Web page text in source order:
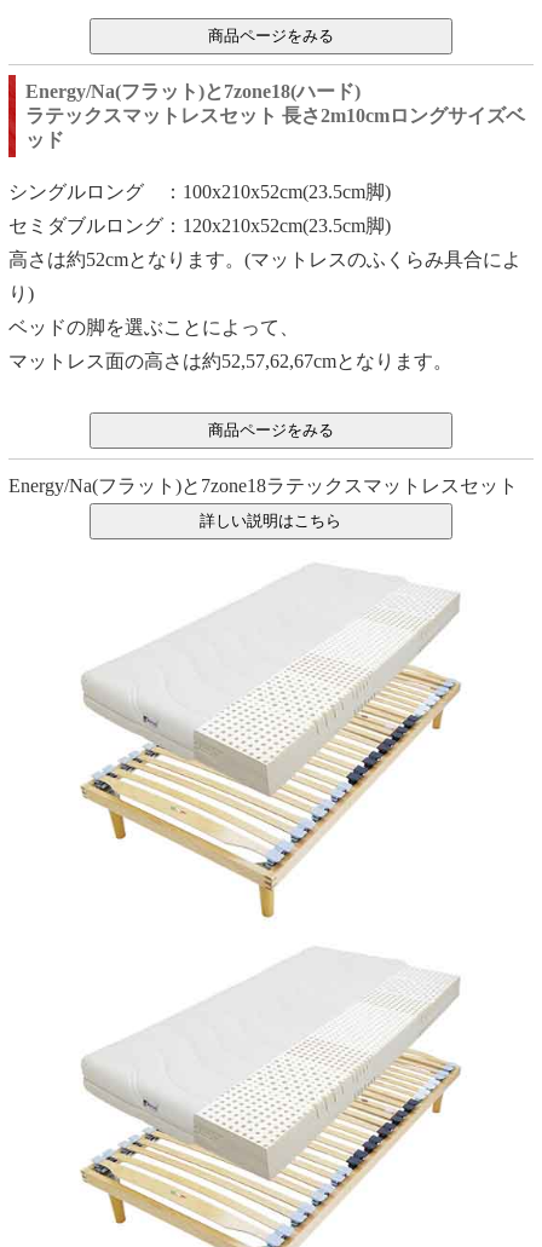
Energy/Na(フラット)と7zone18(ハード)
ラテックスマットレスセット 長さ2m10cmロングサイズベ
ッド
シングルロング ：100x210x52cm(23.5cm脚)
セミダブルロング：120x210x52cm(23.5cm脚)
高さは約52cmとなります。(マットレスのふくらみ具合によ
り)
ベッドの脚を選ぶことによって、
マットレス面の高さは約52,57,62,67cmとなります。
Energy/Na(フラット)と7zone18ラテックスマットレスセット